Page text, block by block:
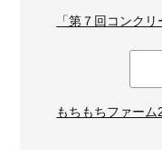
「第７回コンク
もちもちファーム